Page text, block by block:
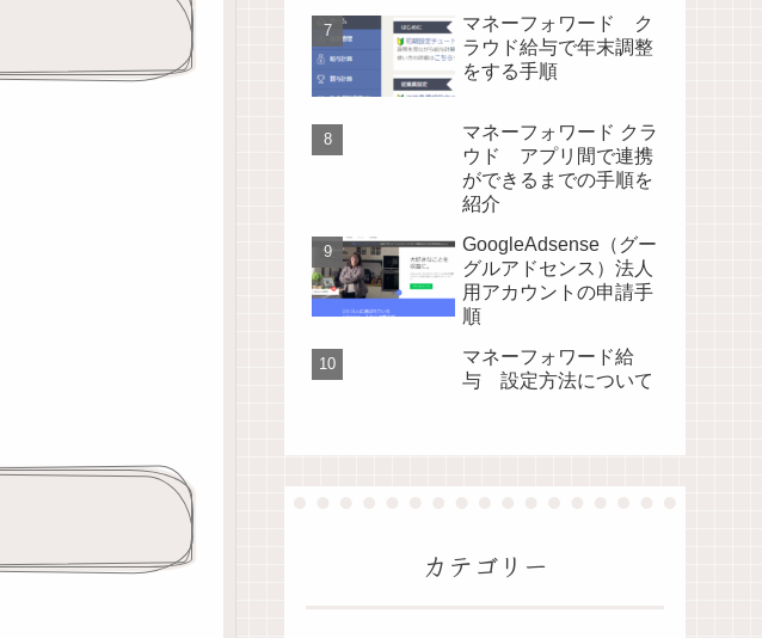
マネーフォワード ク
ラウド給与で年末調整
をする手順
マネーフォワード クラ
ウド アプリ間で連携
ができるまでの手順を
紹介
GoogleAdsense（グー
グルアドセンス）法人
用アカウントの申請手
順
マネーフォワード給
与 設定方法について
カテゴリー